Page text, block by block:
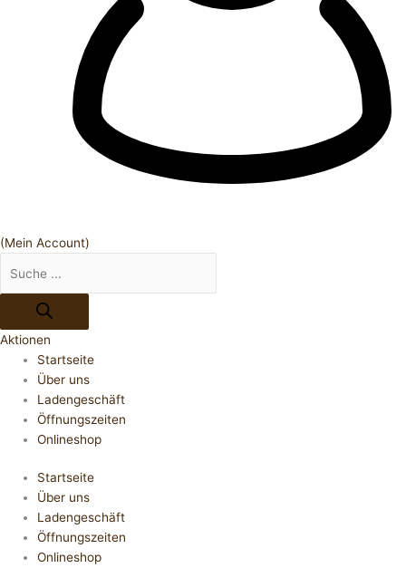
(Mein Account)
Aktionen
Startseite
Über uns
Ladengeschäft
Öffnungszeiten
Onlineshop
Startseite
Über uns
Ladengeschäft
Öffnungszeiten
Onlineshop